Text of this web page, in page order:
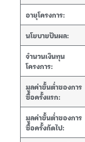
อายุโครงการ:
นโยบายปันผล:
จำนวนเงินทุน
โครงการ:
มูลค่าขั้นต่ำของการ
ซื้อครั้งแรก:
มูลค่าขั้นต่ำของการ
ซื้อครั้งถัดไป: